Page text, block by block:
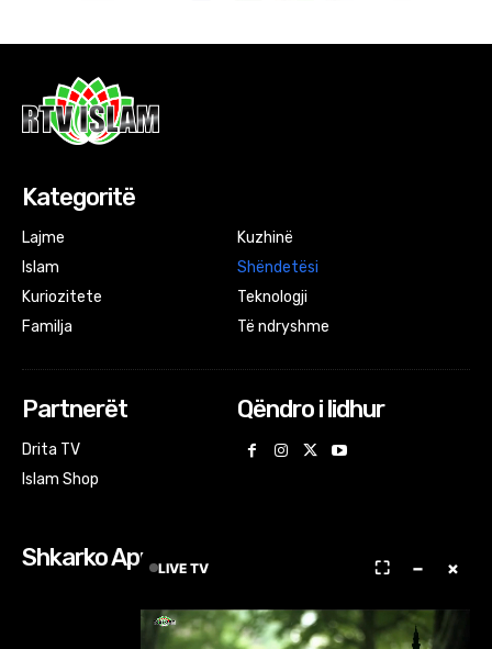
Kategoritë
Lajme
Islam
Kuriozitete
Familja
Kuzhinë
Shëndetësi
Teknologji
Të ndryshme
Partnerët
Drita TV
Islam Shop
Qëndro i lidhur
Shkarko AppsLIVE TV ⛶ − ×